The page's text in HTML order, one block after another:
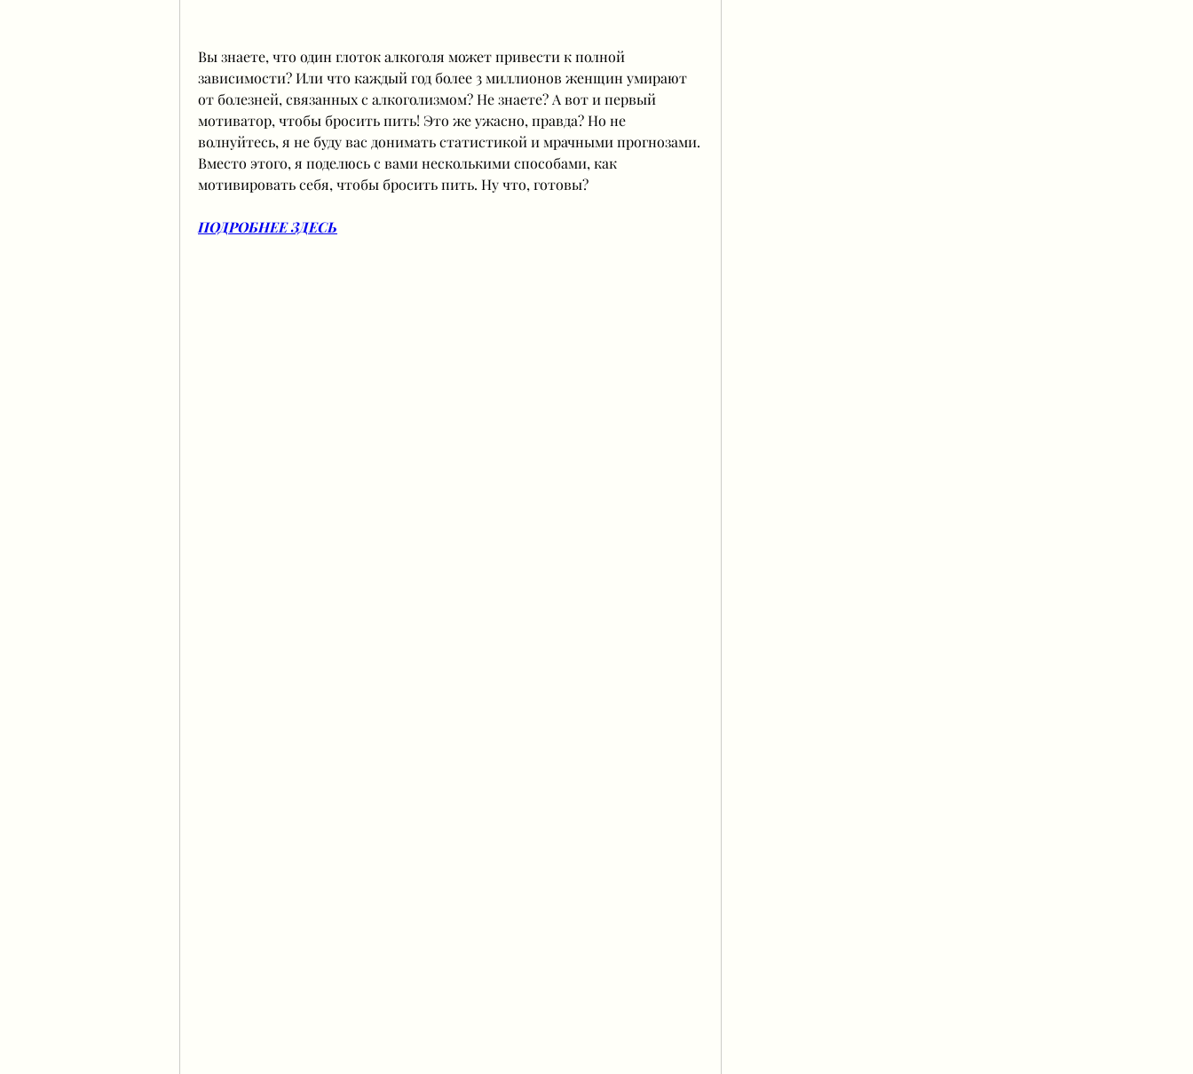
Вы знаете, что один глоток алкоголя может привести к полной
зависимости? Или что каждый год более 3 миллионов женщин умирают
от болезней, связанных с алкоголизмом? Не знаете? А вот и первый
мотиватор, чтобы бросить пить! Это же ужасно, правда? Но не
волнуйтесь, я не буду вас донимать статистикой и мрачными прогнозами.
Вместо этого, я поделюсь с вами несколькими способами, как
мотивировать себя, чтобы бросить пить. Ну что, готовы?
ПОДРОБНЕЕ ЗДЕСЬ